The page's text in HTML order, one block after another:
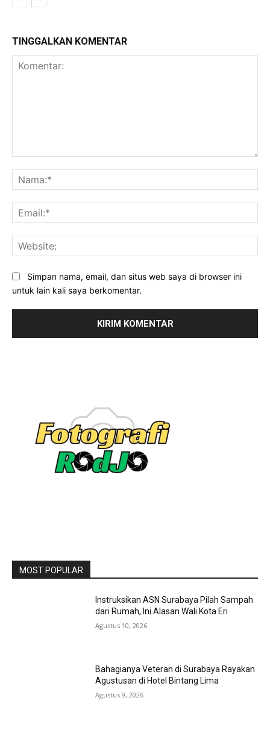
TINGGALKAN KOMENTAR
Simpan nama, email, dan situs web saya di browser ini
untuk lain kali saya berkomentar.
MOST POPULAR
Instruksikan ASN Surabaya Pilah Sampah
dari Rumah, Ini Alasan Wali Kota Eri
Agustus 10, 2026
Bahagianya Veteran di Surabaya Rayakan
Agustusan di Hotel Bintang Lima
Agustus 9, 2026